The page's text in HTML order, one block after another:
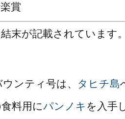
賞
結末が記載されています
ンティ号は、 タヒチ島
料用にパンノキ を入手